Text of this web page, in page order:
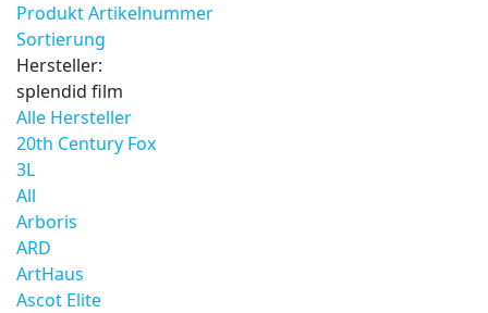
Produkt Artikelnummer
Sortierung
Hersteller:
splendid film
Alle Hersteller
20th Century Fox
3L
All
Arboris
ARD
ArtHaus
Ascot Elite